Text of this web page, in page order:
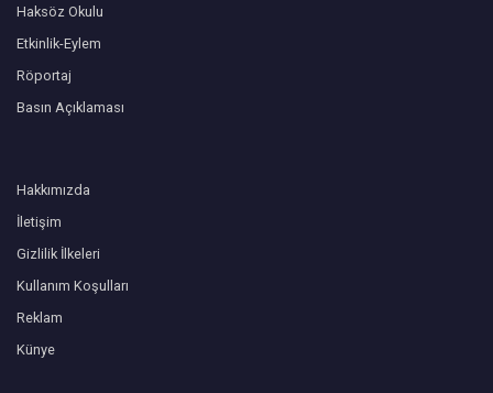
Haksöz Okulu
Etkinlik-Eylem
Röportaj
Basın Açıklaması
Hakkımızda
İletişim
Gizlilik İlkeleri
Kullanım Koşulları
Reklam
Künye